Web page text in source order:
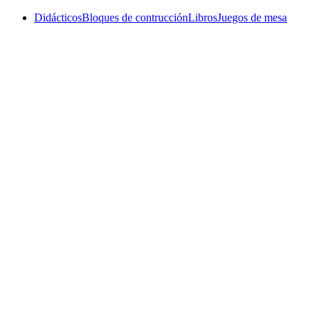
DidácticosBloques de contrucciónLibrosJuegos de mesa